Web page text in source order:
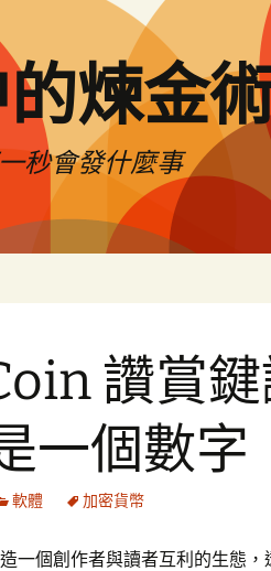
煉金
秒會發什麼事
讚賞
一個數字
軟體 加密貨幣
一個創作者與讀者互利的生態